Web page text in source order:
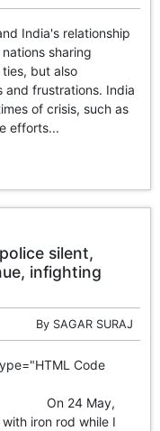
India's relationship
sharing
but also
and frustrations. India
of crisis, such as
efforts...
silent,
infighting
By SAGAR SURAJ
Code
May,
iron rod while I